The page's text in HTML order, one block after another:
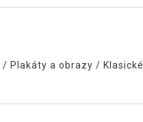
/ Plakáty a obrazy / Klasické